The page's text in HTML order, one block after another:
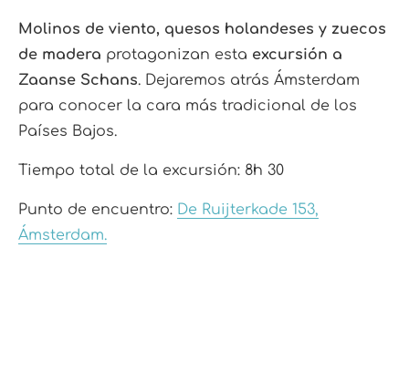
Molinos de viento, quesos holandeses y zuecos
de madera protagonizan esta excursión a
Zaanse Schans. Dejaremos atrás Ámsterdam
para conocer la cara más tradicional de los
Países Bajos.
Tiempo total de la excursión: 8h 30
Punto de encuentro: De Ruijterkade 153,
Ámsterdam.